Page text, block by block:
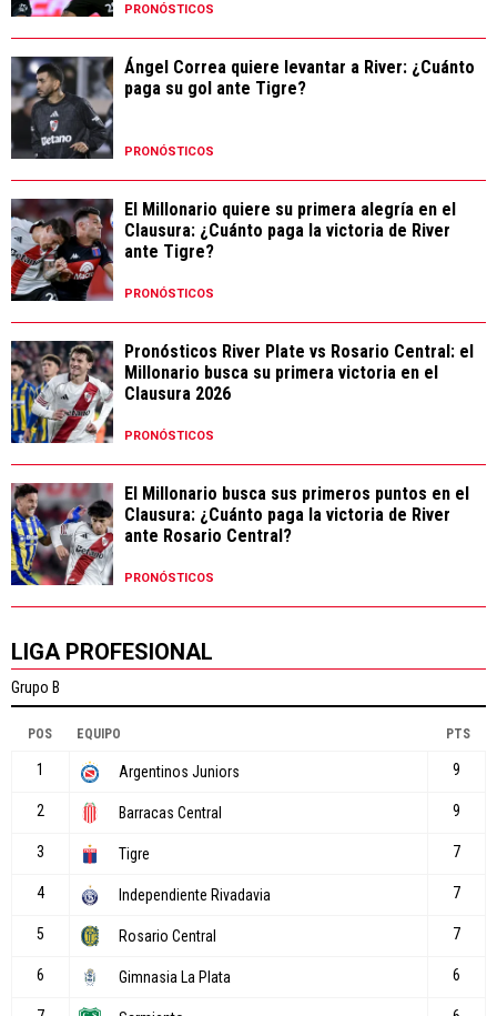
PRONÓSTICOS
Ángel Correa quiere levantar a River: ¿Cuánto
paga su gol ante Tigre?
PRONÓSTICOS
El Millonario quiere su primera alegría en el
Clausura: ¿Cuánto paga la victoria de River
ante Tigre?
PRONÓSTICOS
Pronósticos River Plate vs Rosario Central: el
Millonario busca su primera victoria en el
Clausura 2026
PRONÓSTICOS
El Millonario busca sus primeros puntos en el
Clausura: ¿Cuánto paga la victoria de River
ante Rosario Central?
PRONÓSTICOS
LIGA PROFESIONAL